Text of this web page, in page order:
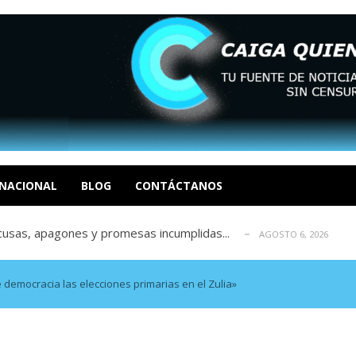
BLOG CONTÁCTANOS
un mercado impulsado por el auge de... AGOSTO 6, 2026
en La Guaira que hasta ahora no había ... AGOSTO 6, 2026
las elecciones libres en Vene...
apagones y promesas incumplidas...
de derechos humanos en el Minister... AGOSTO 6, 2026
un mercado impulsado por el auge de... AGOSTO 6, 2026
en La Guaira que hasta ahora no había ...
las elecciones libres en Vene... AGOSTO 6, 2026
democracia las elecciones primarias en el Zulia»